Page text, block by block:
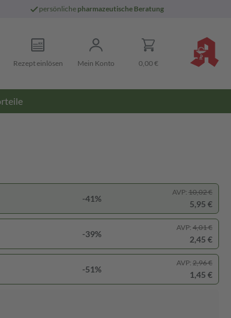
persönliche pharmazeutische Beratung
Rezept einlösen Mein Konto 0,00 €
-41%
AVP: 10,02 €
5,95 €
-39%
AVP: 4,01 €
2,45 €
-51%
AVP: 2,96 €
1,45 €